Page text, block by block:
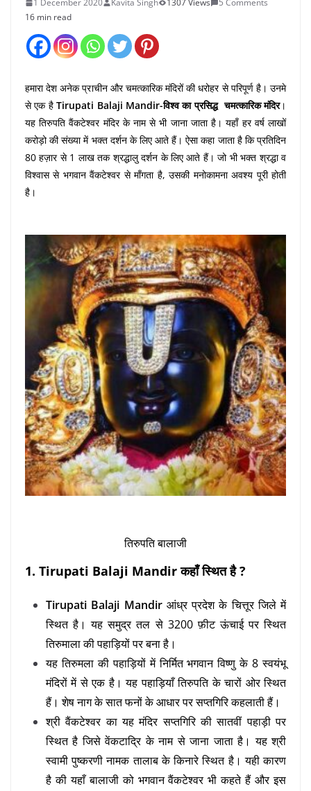
1 December 2020 Kavita Singh 1307 Views
5 Comments
16 min read
हमारा देश अनेक प्राचीन और चमत्कारिक मंदिरों की धरोहर से परिपूर्ण है। उनमे
से एक हैTirupati Balaji Mandir-विश्व का प्रसिद्ध चमत्कारिक मंदिर।
यह तिरुपति वैंकटेश्वर मंदिर के नाम से भी जाना जाता है। यहाँ हर वर्ष लाखों
करोड़ो की संख्या में भक्त दर्शन के लिए आते हैं। ऐसा कहा जाता है कि प्रतिदिन
80 हज़ार से 1 लाख तक श्रद्धालु दर्शन के लिए आते हैं। जो भी भक्त श्रद्धा व
विश्वास से भगवान वैंकटेश्वर से माँगता है, उसकी मनोकामना अवश्य पूरी होती
है।
तिरुपति बालाजी
1. Tirupati Balaji Mandir कहाँ स्थित है ?
Tirupati Balaji Mandirआंध्र प्रदेश के चित्तूर जिले में
स्थित है। यह समुद्र तल से 3200 फ़ीट ऊंचाई पर स्थित
तिरुमाला की पहाड़ियों पर बना है।
यह तिरुमला की पहाड़ियों में निर्मित भगवान विष्णु के 8 स्वयंभू
मंदिरों में से एक है। यह पहाड़ियाँ तिरुपति के चारों ओर स्थित
हैं। शेष नाग के सात फनों के आधार पर सप्तगिरि कहलाती हैं।
श्री वैंकटेश्वर का यह मंदिर सप्तगिरि की सातवीं पहाड़ी पर
स्थित है जिसे वेंकटाद्रि के नाम से जाना जाता है। यह श्री
स्वामी पुष्करणी नामक तालाब के किनारे स्थित है। यही कारण
है की यहाँ बालाजी को भगवान वैंकटेश्वर भी कहते हैं और इस